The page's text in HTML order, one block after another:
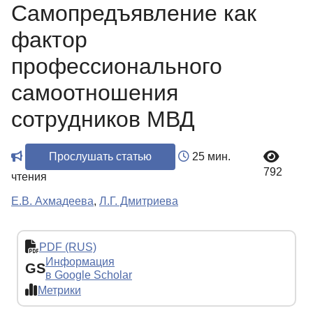
Самопредъявление как
фактор
профессионального
самоотношения
сотрудников МВД
Прослушать статью
25 мин.
чтения
792
Е.В. Ахмадеева, Л.Г. Дмитриева
PDF (RUS)
GSИнформация
в Google Scholar
Метрики